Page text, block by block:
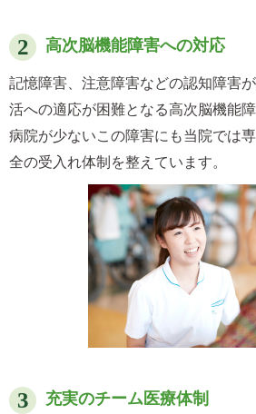
高次脳機能障害への対応
記憶障害、注意障害などの認知障害
活への適応が困難となる高次脳機能
病院が少ないこの障害にも当院では
全の受入れ体制を整えています。
充実のチーム医療体制